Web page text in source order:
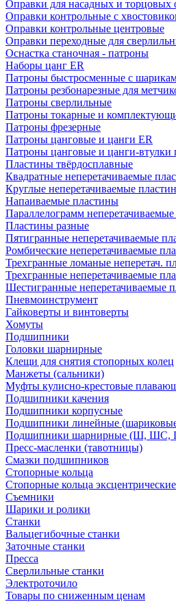
Оправки для насадных и торцовых
Оправки контрольные с
Оправки контрольные центровые
Оправки переходные для
Оснастка станочная - патроны
Наборы цанг ER
Патроны быстросменные с
Патроны резбонарезные для
Патроны сверлильные
Патроны токарные и
Патроны фрезерные
Патроны цанговые и цанги ER
Патроны цанговые и цанги-втулки
Пластины твёрдосплавные
Квадратные неперетачиваемые
Круглые неперетачиваемые
Напаиваемые пластины
Параллелограмм
Пластины разные
Пятигранные неперетачиваемые
Ромбические неперетачиваемые
Трехгранные ломаные неперетач.
Трехгранные неперетачиваемые
Шестигранные неперетачиваемые
Пневмоинструмент
Гайковерты и винтоверты
Хомуты
Подшипники
Головки шарнирные
Клещи для снятия стопорных колец
Манжеты (сальники)
Муфты кулисно-крестовые
Подшипники качения
Подшипники корпусные
Подшипники линейные
Подшипники шарнирные (Ш, ШС,
Пресс-масленки (тавотницы)
Смазки подшипников
Стопорные кольца
Стопорные кольца эксцентрические
Съемники
Шарики и ролики
Станки
Вальцегибочные станки
Заточные станки
Пресса
Сверлильные станки
Электроточило
Товары по сниженным ценам